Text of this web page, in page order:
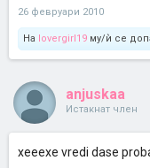
26 февруари 2010
На lovergirl19 му/ѝ се
anjuskaa
Истакнат член
xeeexe vredi dase